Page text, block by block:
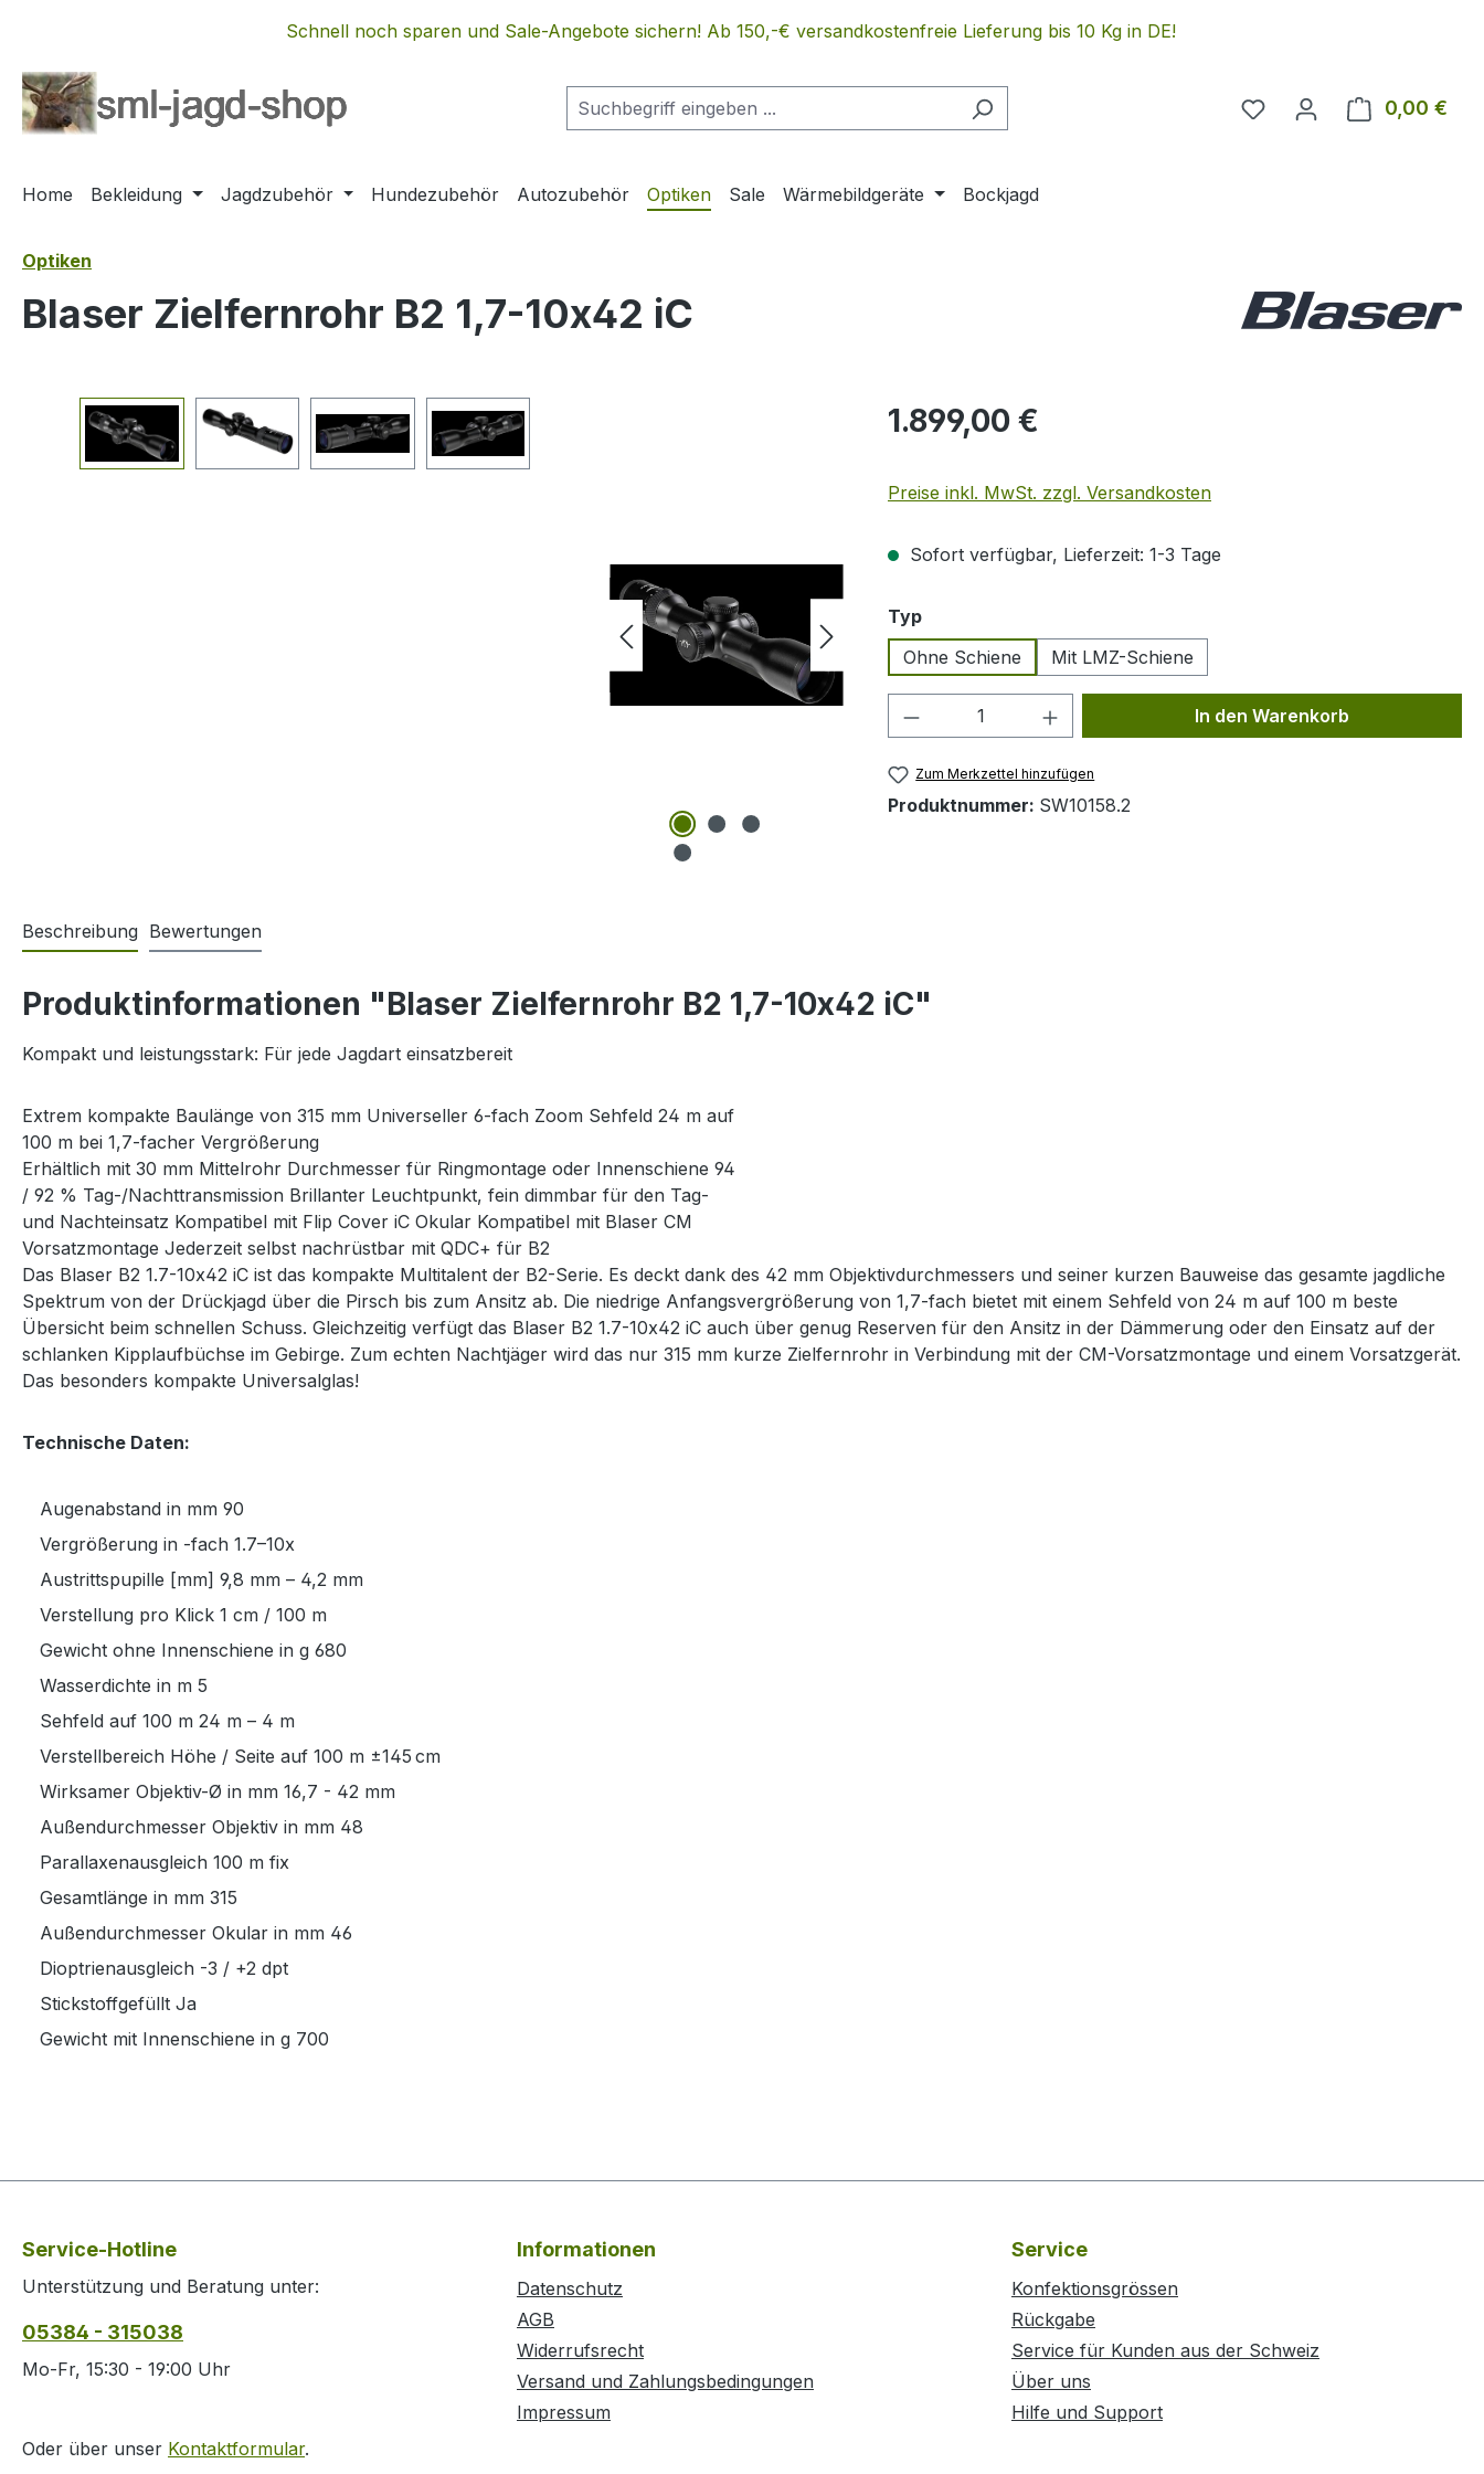
Zur Hauptnavigation springenSchnell noch sparen und Sale-Angebote sichern! Ab 150,-€ versandkostenfreie Lieferung bis 10 Kg in DE!
Du hast 0 Produkte auf
0,00 €
Home Bekleidung Jagdzubehör Hundezubehör Autozubehör Optiken Sale Wärmebildgeräte Bockjagd
Optiken
Blaser Zielfernrohr B2 1,7-10x42 iC
Bildergalerie überspringen Regulärer Preis:
1.899,00 €
Preise inkl. MwSt. zzgl. Versandkosten
Sofort verfügbar, Lieferzeit: 1-3 Tage
Typauswählen
Ohne Schiene
Mit LMZ-Schiene
Produkt Anzahl: Gib den gewünschten Wert
In den Warenkorb
Zum Merkzettel hinzufügen
Produktnummer: SW10158.2
Beschreibung Bewertungen
Produktinformationen "Blaser Zielfernrohr B2 1,7-10x42 iC"
Kompakt und leistungsstark: Für jede Jagdart einsatzbereit
Extrem kompakte Baulänge von 315 mm Universeller 6-fach Zoom Sehfeld 24 m auf
100 m bei 1,7-facher Vergrößerung
Erhältlich mit 30 mm Mittelrohr Durchmesser für Ringmontage oder Innenschiene 94
/ 92 % Tag-/Nachttransmission Brillanter Leuchtpunkt, fein dimmbar für den Tag-
und Nachteinsatz Kompatibel mit Flip Cover iC Okular Kompatibel mit Blaser CM
Vorsatzmontage Jederzeit selbst nachrüstbar mit QDC+ für B2
Das Blaser B2 1.7-10x42 iC ist das kompakte Multitalent der B2-Serie. Es deckt dank des 42 mm Objektivdurchmessers und seiner kurzen Bauweise das gesamte jagdliche
Spektrum von der Drückjagd über die Pirsch bis zum Ansitz ab. Die niedrige Anfangsvergrößerung von 1,7-fach bietet mit einem Sehfeld von 24 m auf 100 m beste
Übersicht beim schnellen Schuss. Gleichzeitig verfügt das Blaser B2 1.7-10x42 iC auch über genug Reserven für den Ansitz in der Dämmerung oder den Einsatz auf der
schlanken Kipplaufbüchse im Gebirge. Zum echten Nachtjäger wird das nur 315 mm kurze Zielfernrohr in Verbindung mit der CM-Vorsatzmontage und einem Vorsatzgerät.
Das besonders kompakte Universalglas!
Technische Daten:
Augenabstand in mm 90
Vergrößerung in -fach 1.7–10x
Austrittspupille [mm] 9,8 mm – 4,2 mm
Verstellung pro Klick 1 cm / 100 m
Gewicht ohne Innenschiene in g 680
Wasserdichte in m 5
Sehfeld auf 100 m 24 m – 4 m
Verstellbereich Höhe / Seite auf 100 m ±145 cm
Wirksamer Objektiv-Ø in mm 16,7 - 42 mm
Außendurchmesser Objektiv in mm 48
Parallaxenausgleich 100 m fix
Gesamtlänge in mm 315
Außendurchmesser Okular in mm 46
Dioptrienausgleich -3 / +2 dpt
Stickstoffgefüllt Ja
Gewicht mit Innenschiene in g 700
Service-Hotline
Unterstützung und Beratung unter:
05384 - 315038
Mo-Fr, 15:30 - 19:00 Uhr
Oder über unser Kontaktformular.
Informationen
Datenschutz
AGB
Widerrufsrecht
Versand und Zahlungsbedingungen
Impressum
Service
Konfektionsgrössen
Rückgabe
Service für Kunden aus der Schweiz
Über uns
Hilfe und Support